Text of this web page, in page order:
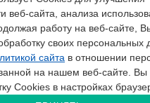
2026 © GALAGAR
Разработано в Victory
веб-сайта, анализа
работу на веб-сайте,
своих персональных
сайта в отношении
на нашем веб-сайте.
Cookies в настройках